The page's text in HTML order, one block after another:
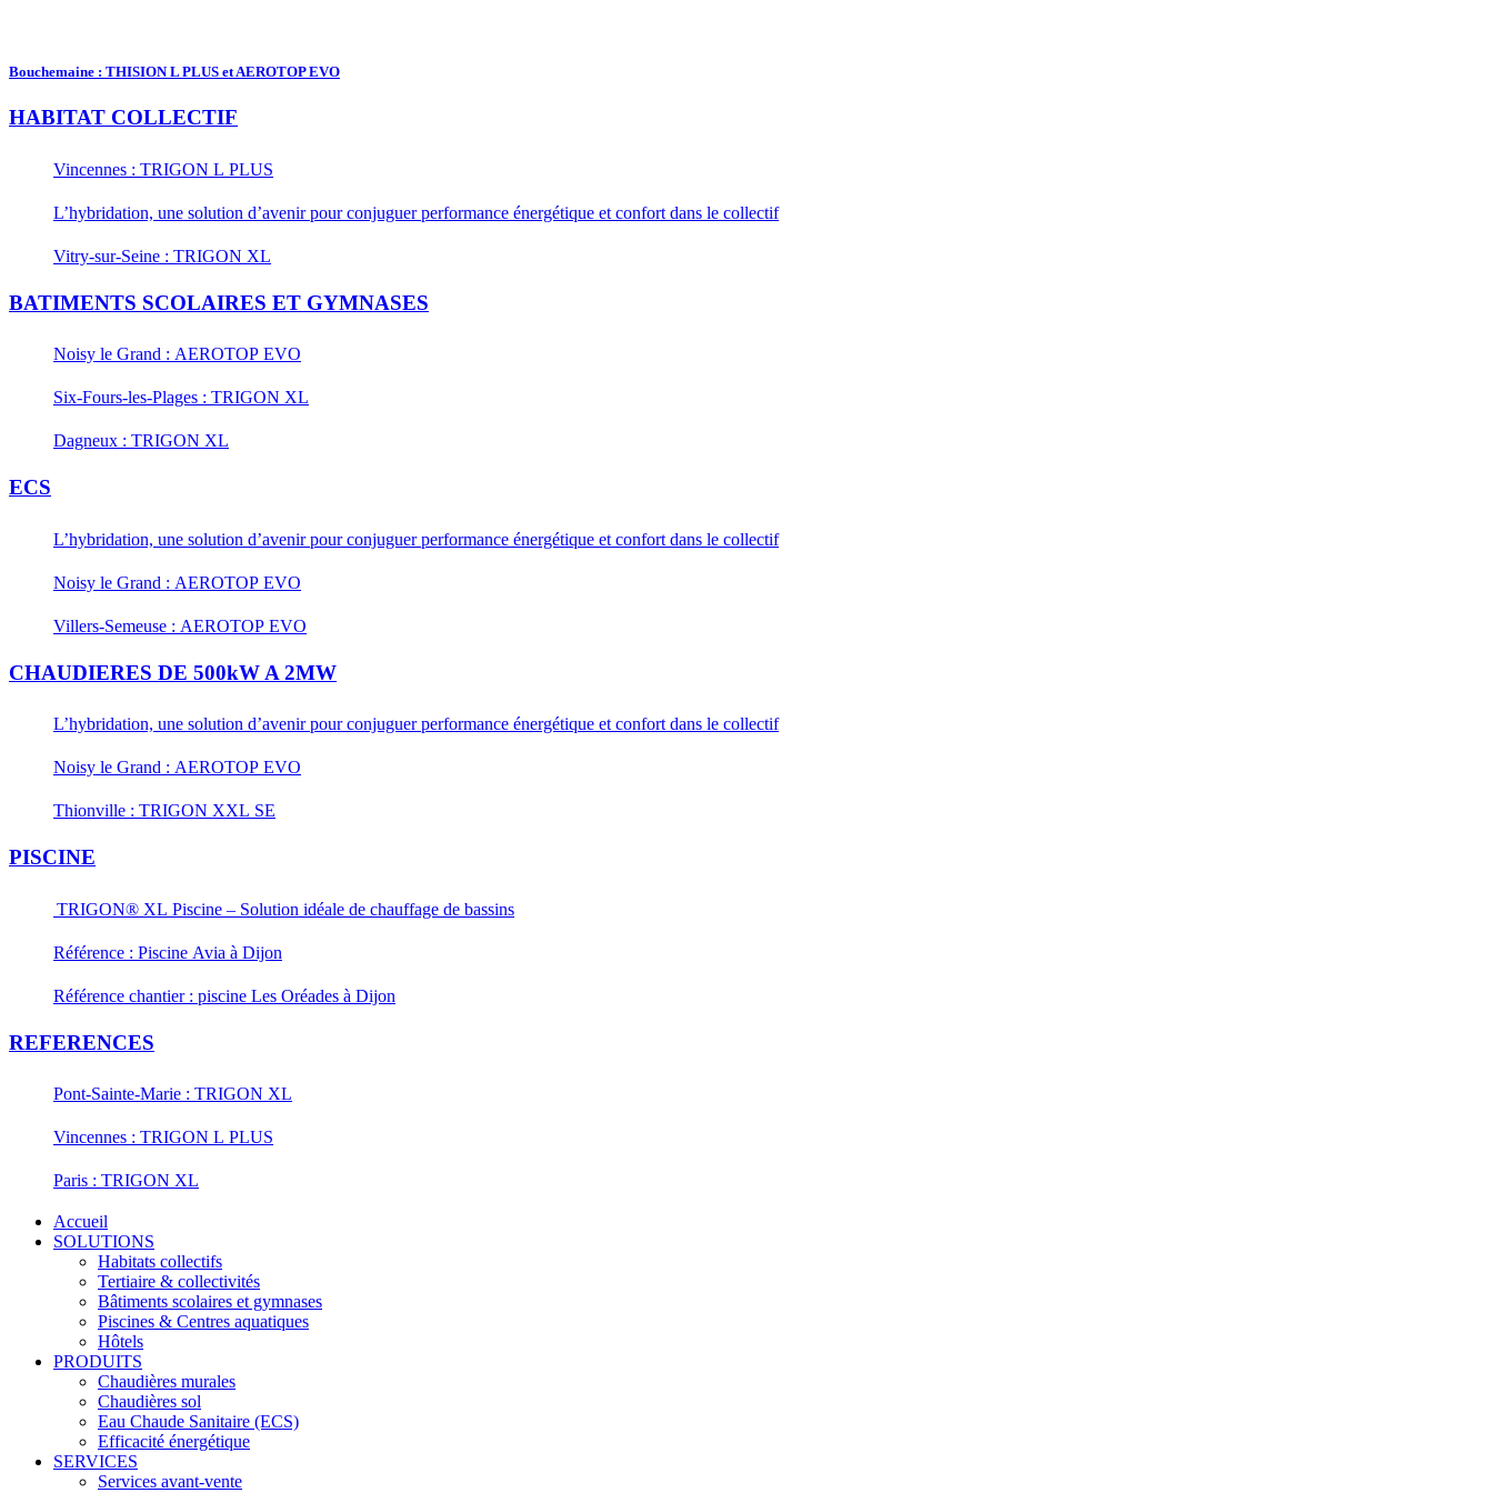
Bouchemaine : THISION L PLUS et AEROTOP EVO
HABITAT COLLECTIF
Vincennes : TRIGON L PLUS
L’hybridation, une solution d’avenir pour conjuguer performance énergétique et confort dans le collectif
Vitry-sur-Seine : TRIGON XL
BATIMENTS SCOLAIRES ET GYMNASES
Noisy le Grand : AEROTOP EVO
Six-Fours-les-Plages : TRIGON XL
Dagneux : TRIGON XL
ECS
L’hybridation, une solution d’avenir pour conjuguer performance énergétique et confort dans le collectif
Noisy le Grand : AEROTOP EVO
Villers-Semeuse : AEROTOP EVO
CHAUDIERES DE 500kW A 2MW
L’hybridation, une solution d’avenir pour conjuguer performance énergétique et confort dans le collectif
Noisy le Grand : AEROTOP EVO
Thionville : TRIGON XXL SE
PISCINE
TRIGON® XL Piscine – Solution idéale de chauffage de bassins
Référence : Piscine Avia à Dijon
Référence chantier : piscine Les Oréades à Dijon
REFERENCES
Pont-Sainte-Marie : TRIGON XL
Vincennes : TRIGON L PLUS
Paris : TRIGON XL
Accueil
SOLUTIONS
Habitats collectifs
Tertiaire & collectivités
Bâtiments scolaires et gymnases
Piscines & Centres aquatiques
Hôtels
PRODUITS
Chaudières murales
Chaudières sol
Eau Chaude Sanitaire (ECS)
Efficacité énergétique
SERVICES
Services avant-vente